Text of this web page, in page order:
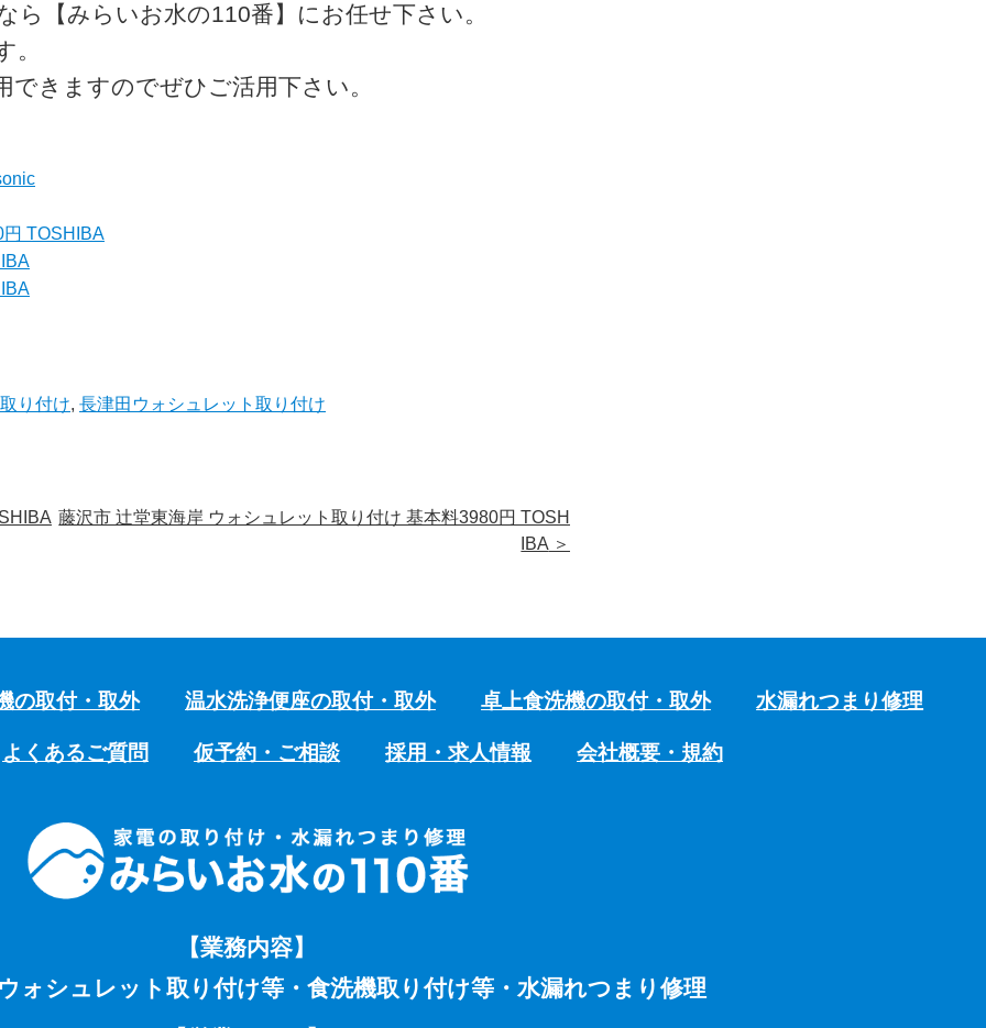
【みらいお水の110番】にお任せ下さい。
。
きますのでぜひご活用下さい。
TOSHIBA
り付け, 長津田ウォシュレット取り付け
藤沢市 辻堂東海岸 ウォシュレット取り付け 基本料3980円 TOSH
IBA ＞
の取付・取外 温水洗浄便座の取付・取外 卓上食洗機の取付・取外 水漏れつまり修理
よくあるご質問 仮予約・ご相談 採用・求人情報 会社概要・規約
【業務内容】
ォシュレット取り付け等・食洗機取り付け等・水漏れつまり修理